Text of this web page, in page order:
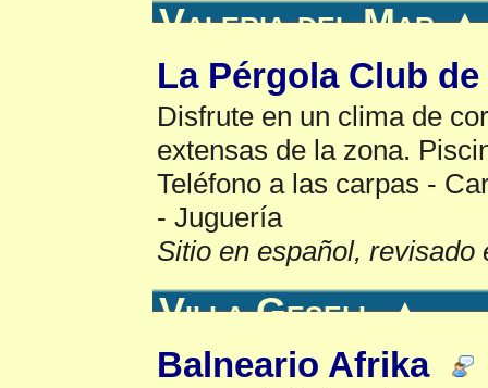
Valeria del Mar▲
La Pérgola Club de
Disfrute en un clima de
extensas de la zona.
Teléfono a las carpas -
- Juguería
Sitio en español, revisado
Villa Gesell▲
Balneario Afrika